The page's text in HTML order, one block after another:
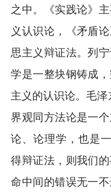
之中。《实践论》
义认识论，《矛盾
思主义辩证法。列
学是一整块钢铸成
主义的认识论。毛
界观同方法论是一
论、论理学，也是
得辩证法，则我们
命中间的错误无一